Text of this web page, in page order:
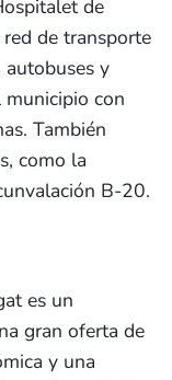
de
de transporte
y
municipio con
También
como la
B-20.
es un
gran oferta de
y una